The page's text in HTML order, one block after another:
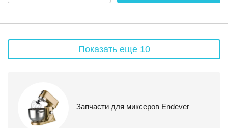
Показать еще 10
Запчасти для миксеров Endever